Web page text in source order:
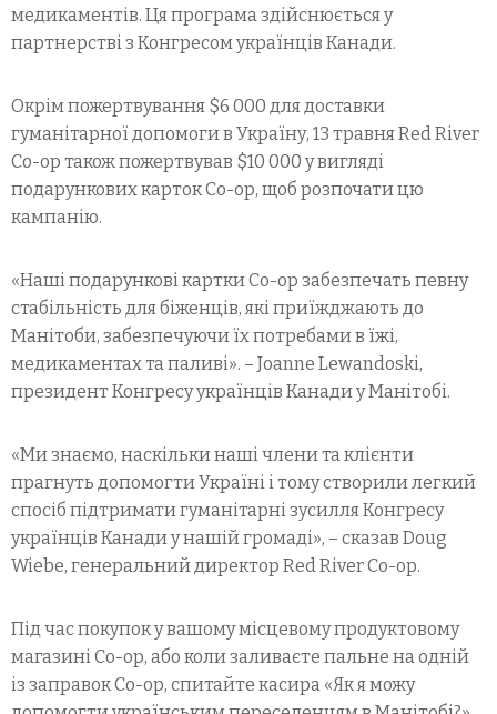
медикаментів. Ця програма здійснюється у
партнерстві з Конгресом українців Канади.
Окрім пожертвування $6 000 для доставки
гуманітарної допомоги в Україну, 13 травня Red River
Co-op також пожертвував $10 000 у вигляді
подарункових карток Co-op, щоб розпочати цю
кампанію.
«Наші подарункові картки Co-op забезпечать певну
стабільність для біженців, які приїжджають до
Манітоби, забезпечуючи їх потребами в їжі,
медикаментах та паливі». – Joanne Lewandoski,
президент Конгресу українців Канади у Манітобі.
«Ми знаємо, наскільки наші члени та клієнти
прагнуть допомогти Україні і тому створили легкий
спосіб підтримати гуманітарні зусилля Конгресу
українців Канади у нашій громаді», – сказав Doug
Wiebe, генеральний директор Red River Co-op.
Під час покупок у вашому місцевому продуктовому
магазині Co-op, або коли заливаєте пальне на одній
із заправок Co-op, спитайте касира «Як я можу